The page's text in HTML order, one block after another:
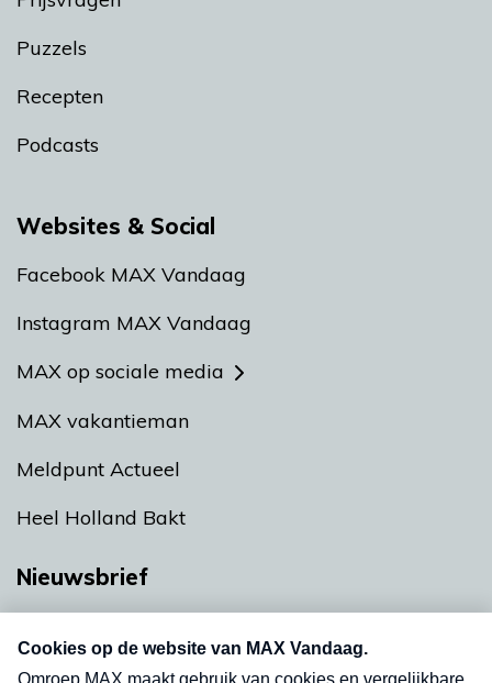
Puzzels
Recepten
Podcasts
Websites & Social
Facebook MAX Vandaag
Instagram MAX Vandaag
MAX op sociale media
MAX vakantieman
Meldpunt Actueel
Heel Holland Bakt
Nieuwsbrief
nieuwsbrief. Elke vrijdag- en dinsdagochtend in